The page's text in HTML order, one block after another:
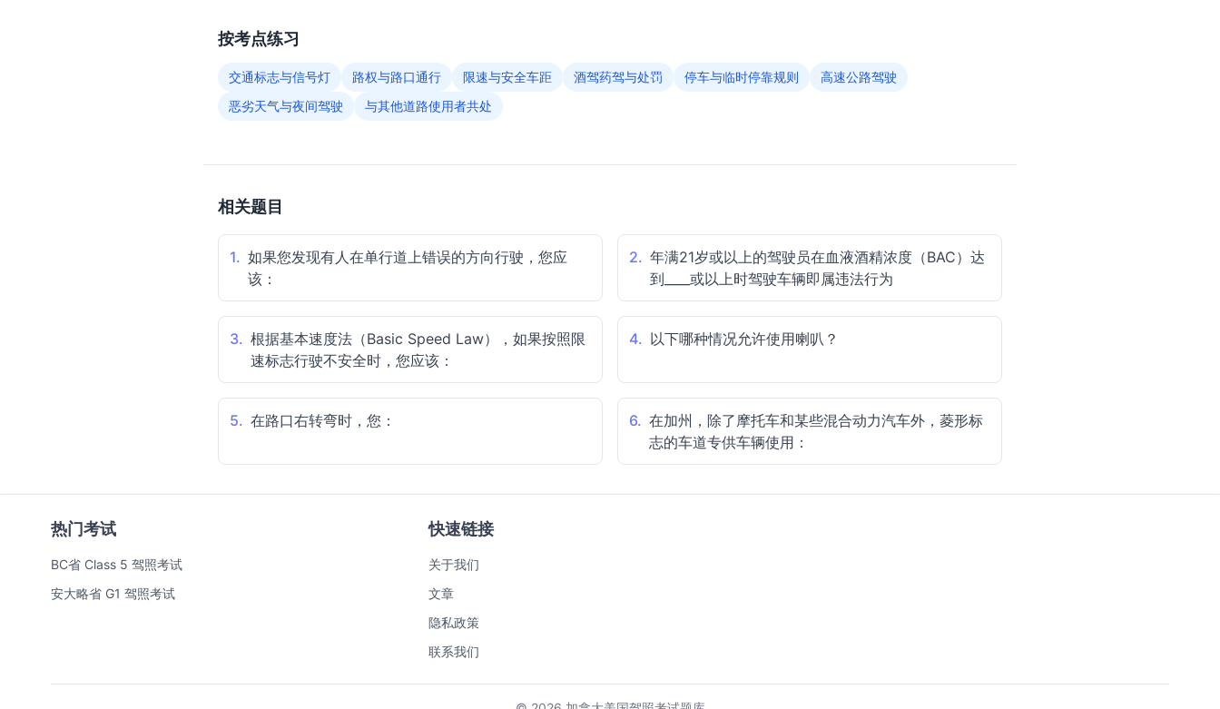
按考点练习
交通标志与信号灯 路权与路口通行 限速与安全车距 酒驾药驾与处罚 停车与临时停靠规则
高速公路驾驶
恶劣天气与夜间驾驶
与其他道路使用者共处
相关题目
1. 如果您发现有人在单行道上错误的方向行驶，您应
该：
2. 年满21岁或以上的驾驶员在血液酒精浓度（BAC）达
到____或以上时驾驶车辆即属违法行为
3. 根据基本速度法（Basic Speed Law），如果按照限
速标志行驶不安全时，您应该：
4. 以下哪种情况允许使用喇叭？
5. 在路口右转弯时，您： 6. 在加州，除了摩托车和某些混合动力汽车外，菱形标
志的车道专供车辆使用：
热门考试
BC省 Class 5 驾照考试
安大略省 G1 驾照考试
快速链接
关于我们
文章
隐私政策
联系我们